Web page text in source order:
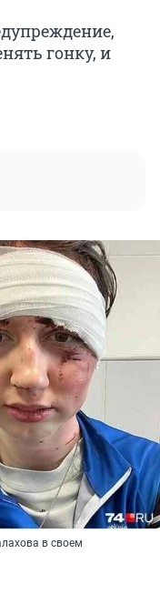
гонку, и
в своем